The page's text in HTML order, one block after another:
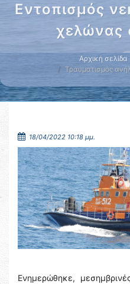
Εντοπισμός
χελώνας
Αρχική σελίδα
Τραυματισμός
18/04/2022 10:18 μμ.
Ενημερώθηκε,